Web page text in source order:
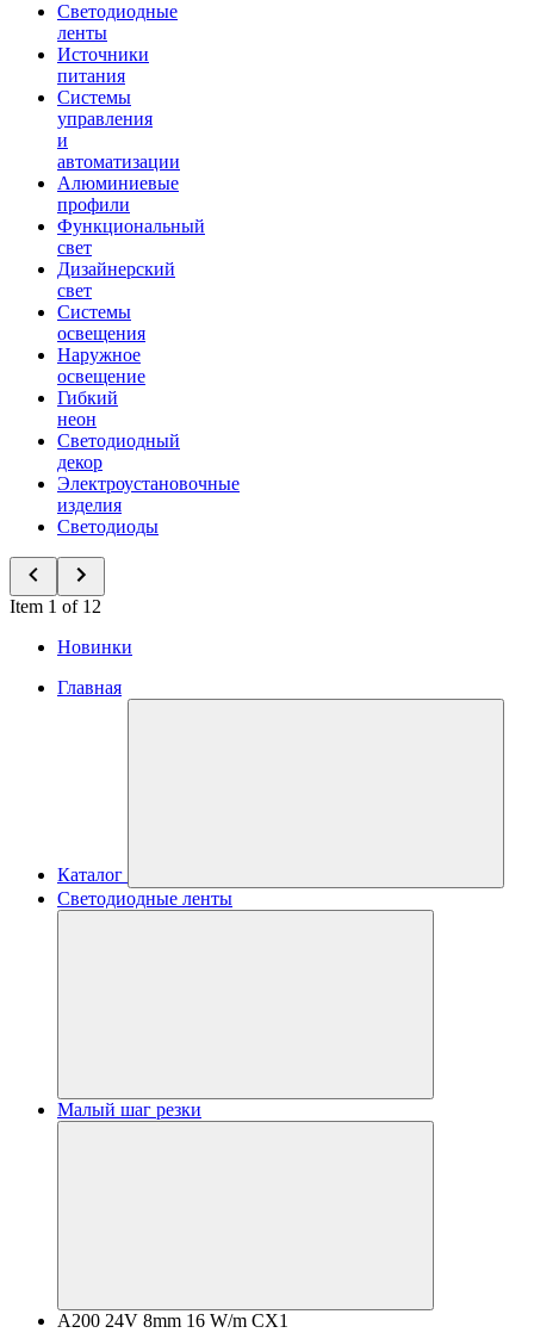
Светодиодные
ленты
Источники
питания
Системы
управления
и
автоматизации
Алюминиевые
профили
Функциональный
свет
Дизайнерский
свет
Системы
освещения
Наружное
освещение
Гибкий
неон
Светодиодный
декор
Электроустановочные
изделия
Светодиоды
Item 1 of 12
Новинки
Главная
Каталог
Светодиодные ленты
Малый шаг резки
A200 24V 8mm 16 W/m CX1